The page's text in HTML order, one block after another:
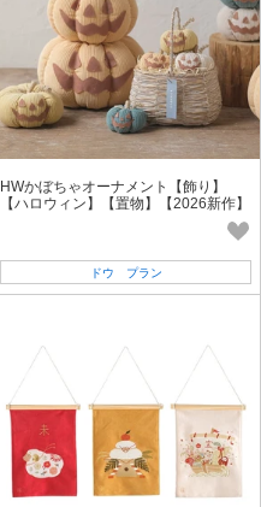
HWかぼちゃオーナメント【飾り】
【ハロウィン】【置物】【2026新作】
ドウ プラン